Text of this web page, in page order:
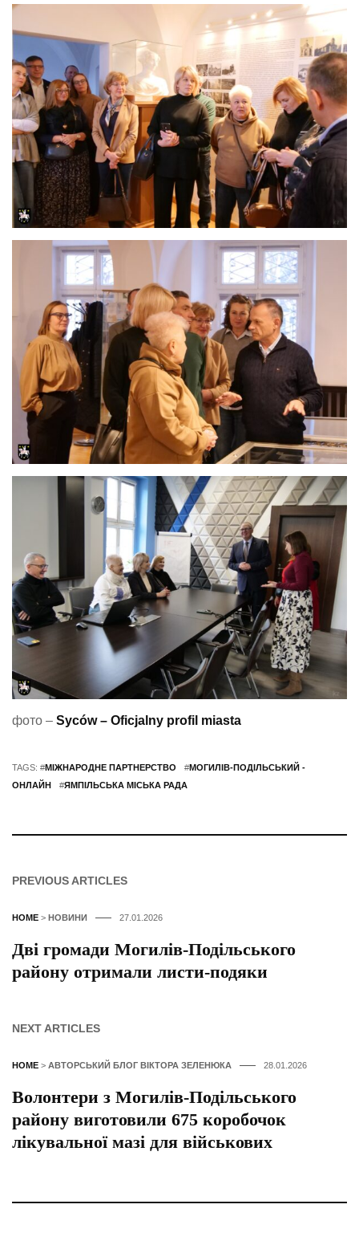
фото – Syców – Oficjalny profil miasta
TAGS: #МІЖНАРОДНЕ ПАРТНЕРСТВО #МОГИЛІВ-ПОДІЛЬСЬКИЙ -
ОНЛАЙН
#ЯМПІЛЬСЬКА МІСЬКА РАДА
PREVIOUS ARTICLES
HOME > НОВИНИ 27.01.2026
Дві громади Могилів-Подільського
району отримали листи-подяки
NEXT ARTICLES
HOME > АВТОРСЬКИЙ БЛОГ ВІКТОРА ЗЕЛЕНЮКА 28.01.2026
Волонтери з Могилів-Подільського
району виготовили 675 коробочок
лікувальної мазі для військових